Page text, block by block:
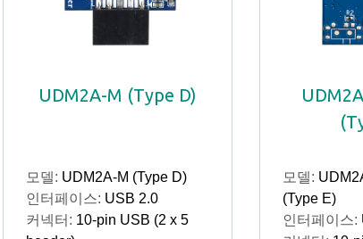
UDM2A-M (Type D)
모델: UDM2A-M (Type D)
인터페이스: USB 2.0
커넥터: 10-pin USB (2 x 5
모델:
(Type E)
인터페이스: